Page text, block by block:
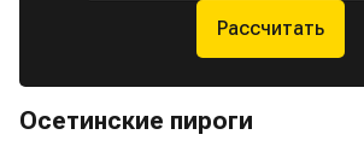
Рассчитать
Осетинские пироги